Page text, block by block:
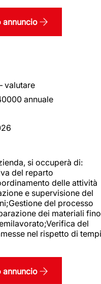
annuncio
valutare
annuale
si occuperà di:
del reparto
delle attività
e supervisione del
del processo
dei materiali fino
del
nel rispetto di
annuncio